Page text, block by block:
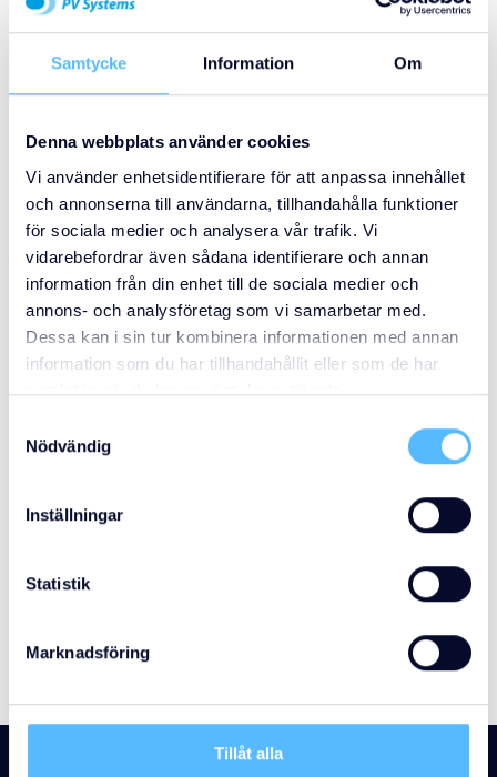
Samtycke Information Om
Denna webbplats använder cookies
Vi använder enhetsidentifierare för att anpassa innehållet
och annonserna till användarna, tillhandahålla funktioner
för sociala medier och analysera vår trafik. Vi
vidarebefordrar även sådana identifierare och annan
information från din enhet till de sociala medier och
annons- och analysföretag som vi samarbetar med.
Dessa kan i sin tur kombinera informationen med annan
information som du har tillhandahållit eller som de har
samlat in när du har använt deras tjänster.
Nödvändig
Inställningar
Statistik
Marknadsföring
Tillåt alla
större produktionsytor väldigt viktig för oss.
Jag är väldigt nöjd med att vi nu själva
har kontroll över i vilken omfattning vi kan
växa framöver.
Ett stort tack tillvåra kunder, partners,
leverantörer och framför allt våra
fantastiska medarbetaresom är en del av
resan.